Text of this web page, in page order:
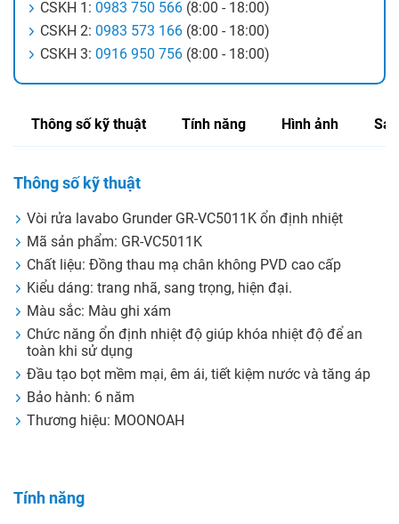
CSKH 1: 0983 750 566 (8:00 - 18:00)
CSKH 2: 0983 573 166 (8:00 - 18:00)
CSKH 3: 0916 950 756 (8:00 - 18:00)
Thông số kỹ thuật Tính năng Hình ảnh
Thông số kỹ thuật
Vòi rửa lavabo Grunder GR-VC5011K ổn định nhiệt
Mã sản phẩm: GR-VC5011K
Chất liệu: Đồng thau mạ chân không PVD cao cấp
Kiểu dáng: trang nhã, sang trọng, hiện đại.
Màu sắc: Màu ghi xám
Chức năng ổn định nhiệt độ giúp khóa nhiệt độ để an
toàn khi sử dụng
Đầu tạo bọt mềm mại, êm ái, tiết kiệm nước và tăng áp
Bảo hành: 6 năm
Thương hiệu: MOONOAH
Tính năng